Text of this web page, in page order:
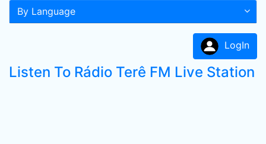
By Language
LogIn
Listen To Rádio Terê FM Live Station